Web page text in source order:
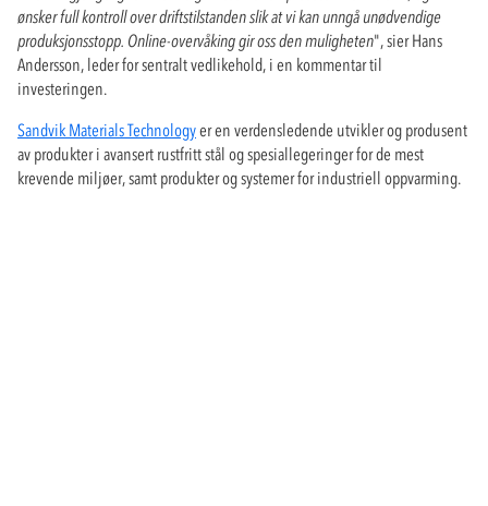
ønsker full kontroll over driftstilstanden slik at vi kan unngå unødvendige
produksjonsstopp. Online-overvåking gir oss den muligheten", sier Hans
Andersson, leder for sentralt vedlikehold, i en kommentar til
investeringen.
Sandvik Materials Technologyer en verdensledende utvikler og produsent
av produkter i avansert rustfritt stål og spesiallegeringer for de mest
krevende miljøer, samt produkter og systemer for industriell oppvarming.